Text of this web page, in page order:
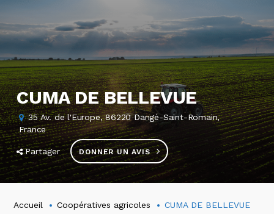
CUMA DE BELLEVUE
35 Av. de l'Europe, 86220 Dangé-Saint-Romain,
France
Partager DONNER UN AVIS
Accueil Coopératives agricoles CUMA DE BELLEVUE